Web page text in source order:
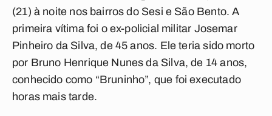
(21) à noite nos bairros do Sesi e São Bento. A
primeira vítima foi o ex-policial militar Josemar
Pinheiro da Silva, de 45 anos. Ele teria sido morto
por Bruno Henrique Nunes da Silva, de 14 anos,
conhecido como “Bruninho”, que foi executado
horas mais tarde.